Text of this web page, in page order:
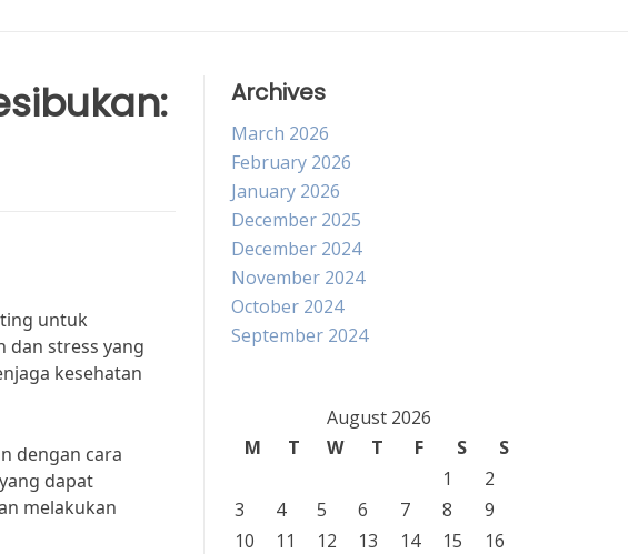
untuk
dan stress yang
kesehatan
dengan cara
dapat
melakukan
Archives
March 2026
February 2026
January 2026
December 2025
December 2024
November 2024
October 2024
September 2024
August 2026
M
T W T F S
S
1
2
3
4 5 6 7 8
9
10
11 12 13 14 15
16